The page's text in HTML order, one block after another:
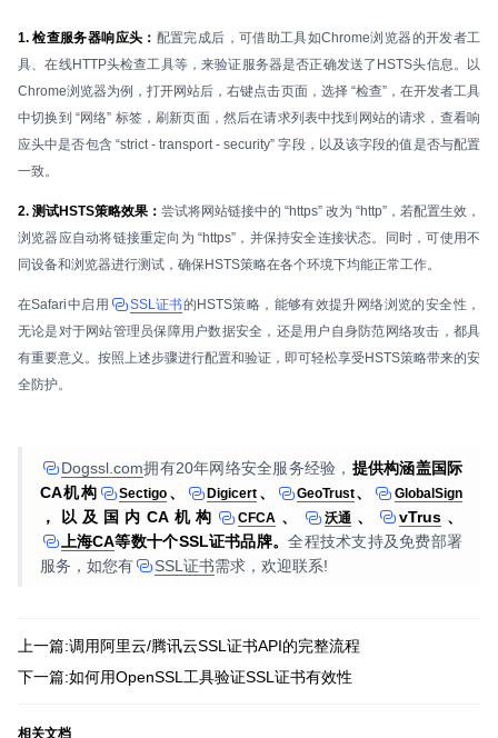
1. 检查服务器响应头： 配置完成后，可借助工具如Chrome浏览器的开发者工
具、在线HTTP头检查工具等，来验证服务器是否正确发送了HSTS头信息。以
Chrome浏览器为例，打开网站后，右键点击页面，选择 “检查”，在开发者工具
中切换到 “网络” 标签，刷新页面，然后在请求列表中找到网站的请求，查看响
应头中是否包含 “strict - transport - security” 字段，以及该字段的值是否与配置
一致。
2. 测试HSTS策略效果： 尝试将网站链接中的 “https” 改为 “http”，若配置生效，
浏览器应自动将链接重定向为 “https”，并保持安全连接状态。同时，可使用不
同设备和浏览器进行测试，确保HSTS策略在各个环境下均能正常工作。
在Safari中启用 SSL证书的HSTS策略，能够有效提升网络浏览的安全性，
无论是对于网站管理员保障用户数据安全，还是用户自身防范网络攻击，都具
有重要意义。按照上述步骤进行配置和验证，即可轻松享受HSTS策略带来的安
全防护。
Dogssl.com拥有20年网络安全服务经验， 提供构涵盖国际
CA机构
Sectigo 、 Digicert 、 GeoTrust、 GlobalSign
，以及国内CA机构 CFCA 、 沃通 、 vTrus、
上海CA等数十个SSL证书品牌。全程技术支持及免费部署
服务，如您有
SSL证书需求，欢迎联系!
上一篇:调用阿里云/腾讯云SSL证书API的完整流程
下一篇:如何用OpenSSL工具验证SSL证书有效性
相关文档